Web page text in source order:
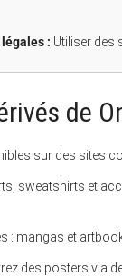
: Utiliser des
de
sur des sites
sweatshirts et
: mangas et
des posters via